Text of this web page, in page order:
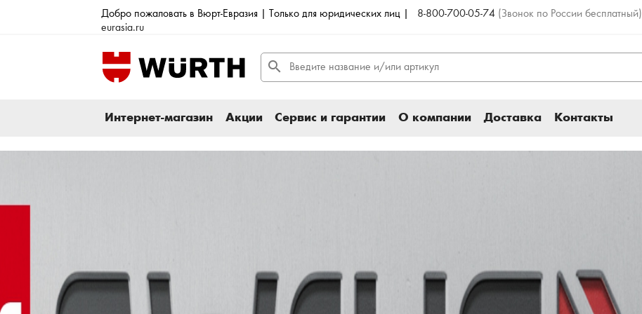
Добро пожаловать в Вюрт-Евразия | Только для юридических лиц | 8-800-700-05-74 (Звонок по России бесплатный)
eurasia.ru
search
Интернет-магазин Акции Сервис и гарантии О компании Доставка Контакты